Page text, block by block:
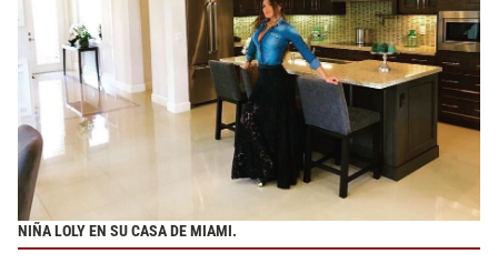
NIÑA LOLY EN SU CASA DE MIAMI.